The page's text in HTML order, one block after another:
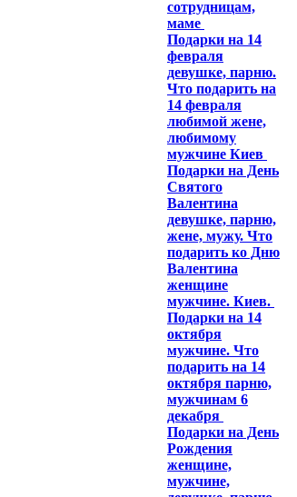
сотрудницам,
маме
Подарки на 14
февраля
девушке, парню.
Что подарить на
14 февраля
любимой жене,
любимому
мужчине Киев
Подарки на День
Святого
Валентина
девушке, парню,
жене, мужу. Что
подарить ко Дню
Валентина
женщине
мужчине. Киев.
Подарки на 14
октября
мужчине. Что
подарить на 14
октября парню,
мужчинам 6
декабря
Подарки на День
Рождения
женщине,
мужчине,